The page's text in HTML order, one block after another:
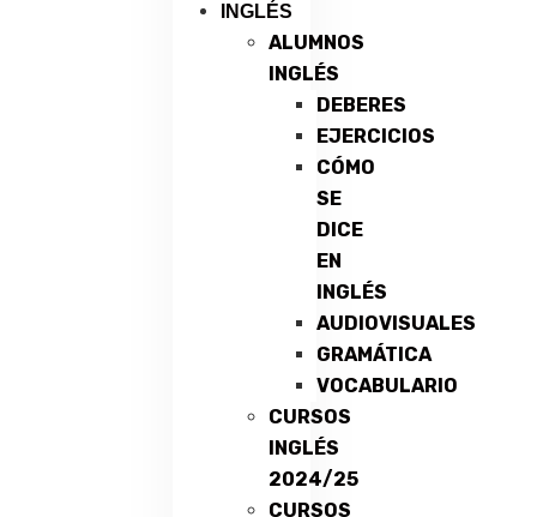
INGLÉS
ALUMNOS
INGLÉS
DEBERES
EJERCICIOS
CÓMO
SE
DICE
EN
INGLÉS
AUDIOVISUALES
GRAMÁTICA
VOCABULARIO
CURSOS
INGLÉS
2024/25
CURSOS